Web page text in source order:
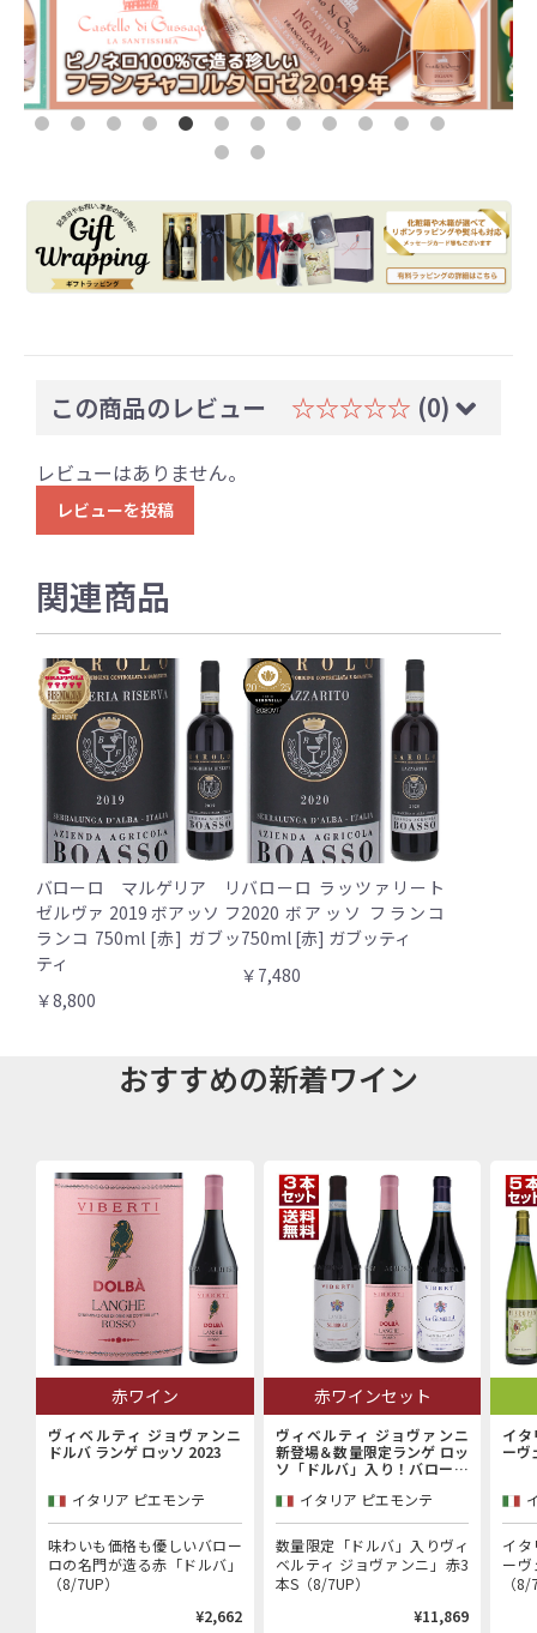
この商品のレビュー ☆☆☆☆☆ (0)
レビューはありません。
レビューを投稿
関連商品
バローロ マルゲリア リ
ゼルヴァ 2019 ボアッソ フ
ランコ 750ml [赤] ガブッ
ティ
￥8,800
バローロ ラッツァリート
2020 ボアッソ フランコ
750ml [赤] ガブッティ
￥7,480
おすすめの新着ワイン
赤ワイン
ヴィベルティ ジョヴァンニ
ドルバ ランゲ ロッソ 2023
イタリア ピエモンテ
味わいも価格も優しいバロー
ロの名門が造る赤「ドルバ」
（8/7UP）
¥2,662
赤ワインセット
ヴィベルティ ジョヴァンニ
新登場＆数量限定ランゲ ロッ
ソ「ドルバ」入り！バローロ
産者「ヴィベルティ ジョヴァ
ンニ」赤3本セット
イタリア ピエモンテ
数量限定「ドルバ」入りヴィ
ベルティ ジョヴァンニ」赤3
本S（8/7UP）
¥11,869
イタ
ーヴ
イタ
ー
（